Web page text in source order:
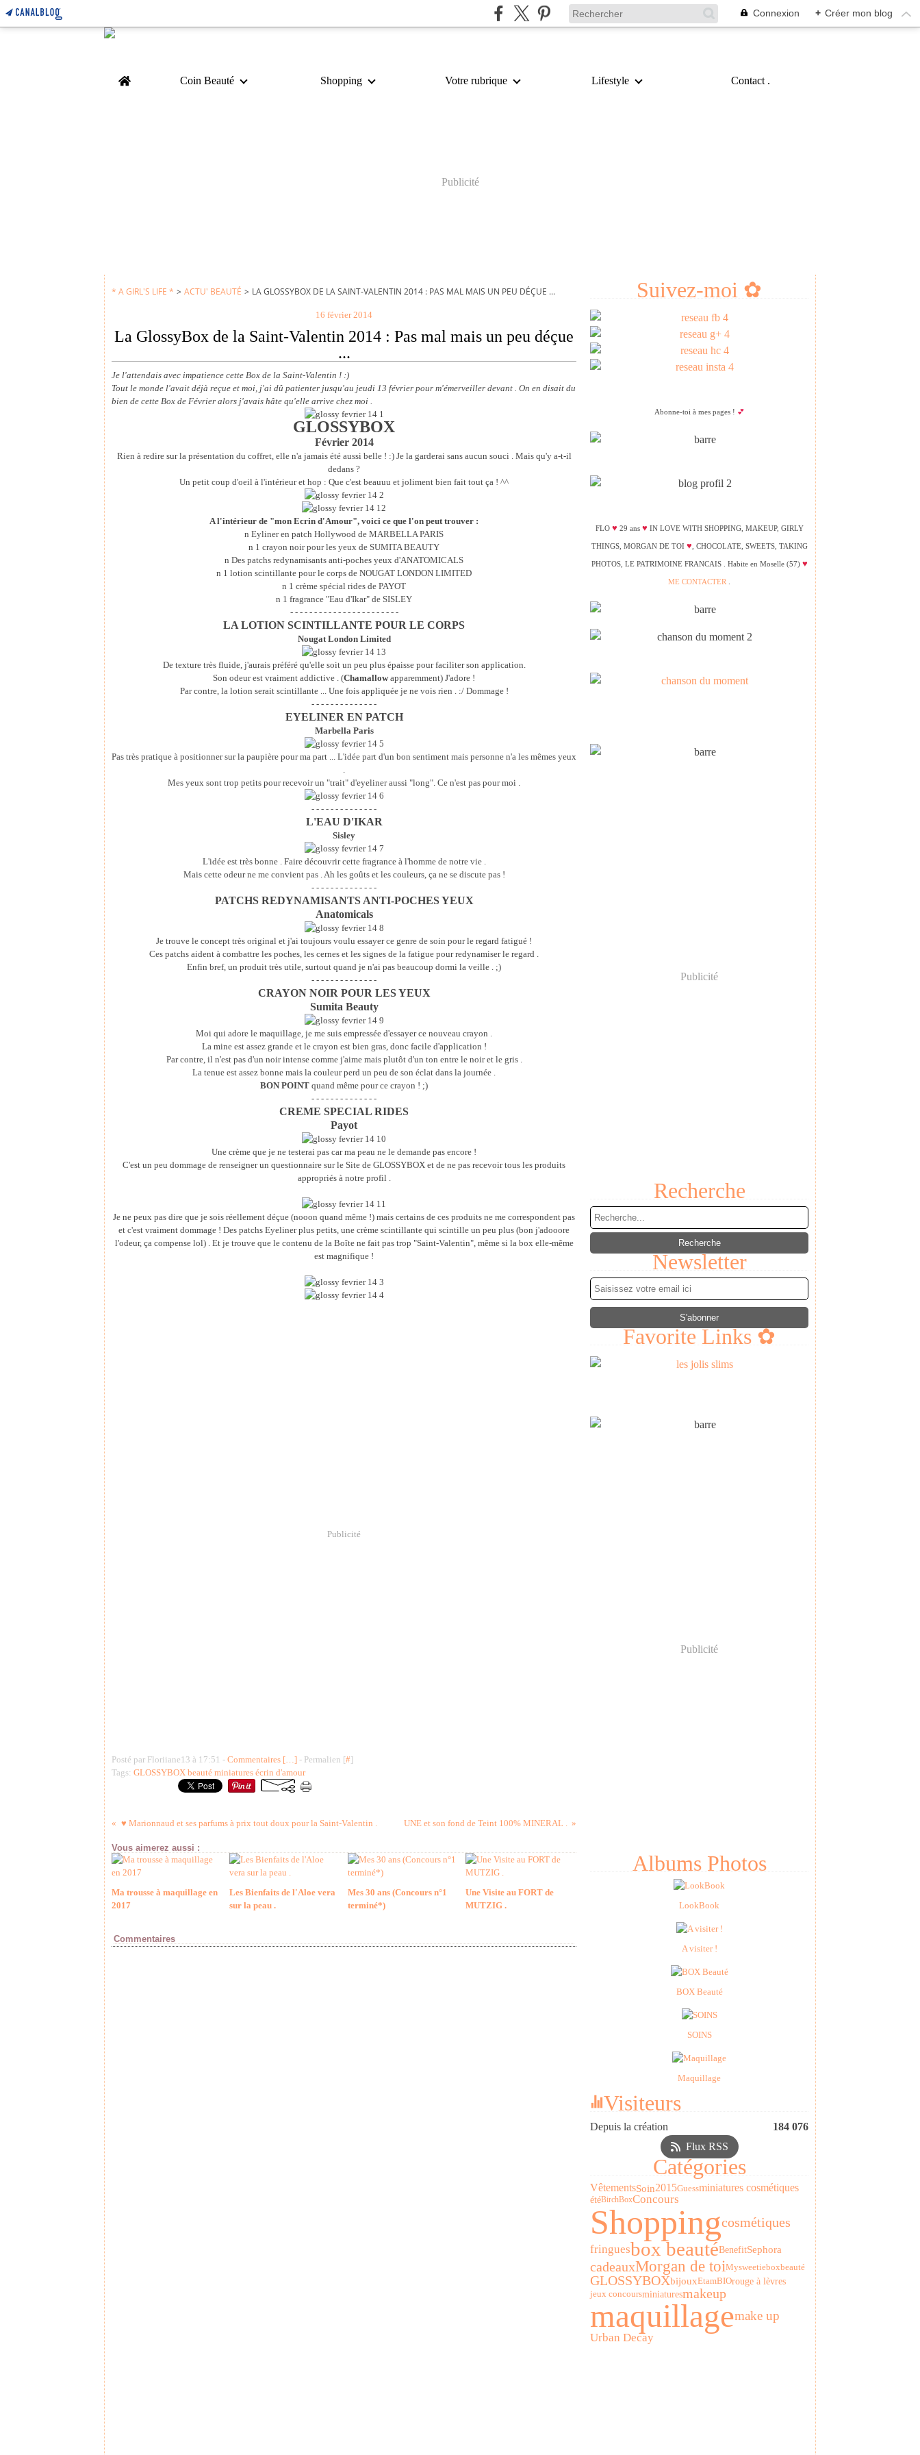
Connexion + Créer mon blog
Home Coin Beauté Shopping Votre rubrique Lifestyle Contact .
Publicité
* A GIRL'S LIFE * > ACTU' BEAUTÉ > LA GLOSSYBOX DE LA SAINT-VALENTIN 2014 : PAS MAL MAIS UN PEU DÉÇUE ...
16 février 2014
La GlossyBox de la Saint-Valentin 2014 : Pas mal mais un peu déçue
...
Je l'attendais avec impatience cette Box de la Saint-Valentin ! :)
Tout le monde l'avait déjà reçue et moi, j'ai dû patienter jusqu'au jeudi 13 février pour m'émerveiller devant . On en disait du
bien de cette Box de Février alors j'avais hâte qu'elle arrive chez moi .
GLOSSYBOX
Février 2014
Rien à redire sur la présentation du coffret, elle n'a jamais été aussi belle ! :) Je la garderai sans aucun souci . Mais qu'y a-t-il
dedans ?
Un petit coup d'oeil à l'intérieur et hop : Que c'est beauuu et joliment bien fait tout ça ! ^^
A l'intérieur de "mon Ecrin d'Amour", voici ce que l'on peut trouver :
n Eyliner en patch Hollywood de MARBELLA PARIS
n 1 crayon noir pour les yeux de SUMITA BEAUTY
n Des patchs redynamisants anti-poches yeux d'ANATOMICALS
n 1 lotion scintillante pour le corps de NOUGAT LONDON LIMITED
n 1 crème spécial rides de PAYOT
n 1 fragrance "Eau d'Ikar" de SISLEY
- - - - - - - - - - - - - - - - - - - - - - -
LA LOTION SCINTILLANTE POUR LE CORPS
Nougat London Limited
De texture très fluide, j'aurais préféré qu'elle soit un peu plus épaisse pour faciliter son application.
Son odeur est vraiment addictive . (Chamallowapparemment) J'adore !
Par contre, la lotion serait scintillante ... Une fois appliquée je ne vois rien . :/ Dommage !
- - - - - - - - - - - - - -
EYELINER EN PATCH
Marbella Paris
Pas très pratique à positionner sur la paupière pour ma part ... L'idée part d'un bon sentiment mais personne n'a les mêmes yeux
.
Mes yeux sont trop petits pour recevoir un "trait" d'eyeliner aussi "long". Ce n'est pas pour moi .
- - - - - - - - - - - - - -
L'EAU D'IKAR
Sisley
L'idée est très bonne . Faire découvrir cette fragrance à l'homme de notre vie .
Mais cette odeur ne me convient pas . Ah les goûts et les couleurs, ça ne se discute pas !
- - - - - - - - - - - - - -
PATCHS REDYNAMISANTS ANTI-POCHES YEUX
Anatomicals
Je trouve le concept très original et j'ai toujours voulu essayer ce genre de soin pour le regard fatigué !
Ces patchs aident à combattre les poches, les cernes et les signes de la fatigue pour redynamiser le regard .
Enfin bref, un produit très utile, surtout quand je n'ai pas beaucoup dormi la veille . ;)
- - - - - - - - - - - - - -
CRAYON NOIR POUR LES YEUX
Sumita Beauty
Moi qui adore le maquillage, je me suis empressée d'essayer ce nouveau crayon .
La mine est assez grande et le crayon est bien gras, donc facile d'application !
Par contre, il n'est pas d'un noir intense comme j'aime mais plutôt d'un ton entre le noir et le gris .
La tenue est assez bonne mais la couleur perd un peu de son éclat dans la journée .
BON POINT quand même pour ce crayon ! ;)
- - - - - - - - - - - - - -
CREME SPECIAL RIDES
Payot
Une crème que je ne testerai pas car ma peau ne le demande pas encore !
C'est un peu dommage de renseigner un questionnaire sur le Site de GLOSSYBOX et de ne pas recevoir tous les produits
appropriés à notre profil .
Je ne peux pas dire que je sois réellement déçue (nooon quand même !) mais certains de ces produits ne me correspondent pas
et c'est vraiment dommage ! Des patchs Eyeliner plus petits, une crème scintillante qui scintille un peu plus (bon j'adooore
l'odeur, ça compense lol) . Et je trouve que le contenu de la Boîte ne fait pas trop "Saint-Valentin", même si la box elle-même
est magnifique !
Publicité
Posté par Floriiane13 à 17:51 - Commentaires […] - Permalien [#]
Tags: GLOSSYBOX beauté miniatures écrin d'amour
♥ Marionnaud et ses parfums à prix tout doux pour la Saint-Valentin . UNE et son fond de Teint 100% MINERAL .
Vous aimerez aussi :
Ma trousse à maquillage en
2017
Les Bienfaits de l'Aloe vera
sur la peau .
Mes 30 ans (Concours n°1
terminé*)
Une Visite au FORT de
MUTZIG .
Commentaires
Suivez-moi ✿
Abonne-toi à mes pages ! 💕
FLO ♥ 29 ans ♥ IN LOVE WITH SHOPPING, MAKEUP, GIRLY
THINGS, MORGAN DE TOI ♥ , CHOCOLATE, SWEETS, TAKING
PHOTOS, LE PATRIMOINE FRANCAIS . Habite en Moselle (57) ♥
ME CONTACTER
Publicité
Recherche
Newsletter
Favorite Links ✿
Publicité
Albums Photos
LookBook
A visiter !
BOX Beauté
SOINS
Maquillage
Visiteurs
Depuis la création
184 076
Flux RSS
Catégories
VêtementsSoin2015Guessminiatures cosmétiques
étéBirchBoxConcours
Shoppingcosmétiques
fringuesbox beautéBenefitSephora
cadeauxMorgan de toiMysweetieboxbeauté
GLOSSYBOXbijouxEtamBIOrouge à lèvres
jeux concoursminiaturesmakeup
maquillagemake up
Urban Decay